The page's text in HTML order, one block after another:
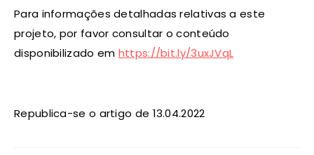
Para informações detalhadas relativas a este
projeto, por favor consultar o conteúdo
disponibilizado em https://bit.ly/3uxJVqL
Republica-se o artigo de 13.04.2022